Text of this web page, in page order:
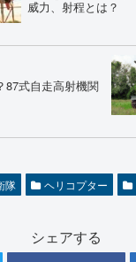
威力、射程とは？
87式自走高射機関
隊 ヘリコプター
シェアする